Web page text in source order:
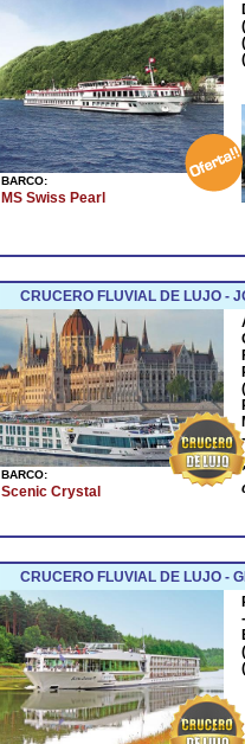
BARCO:
MS Swiss Pearl
CRUCERO FLUVIAL DE LUJO -
BARCO:
Scenic Crystal
CRUCERO FLUVIAL DE LUJO -